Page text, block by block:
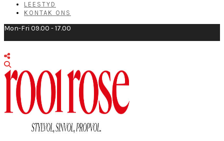
LEESTYD
KONTAK ONS
Mon-Fri 09.00 - 17.00